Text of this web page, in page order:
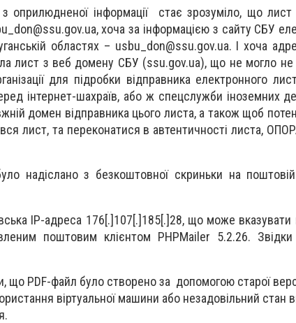
оприлюдненої інформації стає зрозуміло, що лист
, хоча за інформацією з сайту СБУ
областях – usbu_don@ssu.gov.ua. І хоча
лист з веб домену СБУ (ssu.gov.ua), що не могло
для підробки відправника електронного
інтернет-шахраїв, або ж спецслужби іноземних
домен відправника цього листа, а також щоб
лист, та переконатися в автентичності листа,
надіслано з безкоштовної скриньки на поштовій
IP-адреса 176[.]107[.]185[.]28, що може
поштовим клієнтом PHPMailer 5.2.26.
що PDF-файл було створено за допомогою старої
віртуальної машини або незадовільний стан